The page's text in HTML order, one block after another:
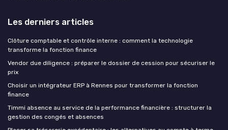
Les derniers articles
Clôture comptable et contrôle interne : comment la technologie
transforme la fonction finance
Vendor due diligence : préparer le dossier de cession pour sécuriser le
prix
Choisir un intégrateur ERP à Rennes pour transformer la fonction
finance
Timmi absence au service de la performance financière : structurer la
gestion des congés et absences